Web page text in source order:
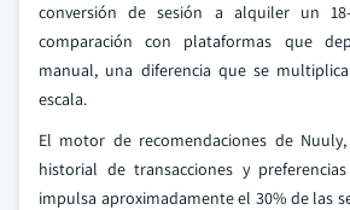
conversión de sesión a alquiler un
comparación con plataformas que
manual, una diferencia que se
escala.
El motor de recomendaciones de
historial de transacciones y
impulsa aproximadamente el 30% de las